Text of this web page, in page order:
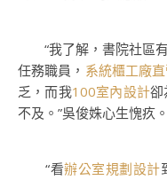
“我了解，書院社區有
任務職員， 系統櫃工廠
乏，而我100室內設計卻
不及。”吳俊姝心生愧疚。
“看辦公室規劃設計